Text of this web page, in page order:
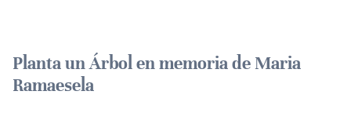
Planta un Árbol en memoria de Maria
Ramaesela